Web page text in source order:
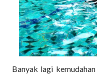
Banyak lagi